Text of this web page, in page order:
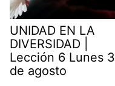
UNIDAD EN LA
DIVERSIDAD |
Lección 6 Lunes 3
de agosto